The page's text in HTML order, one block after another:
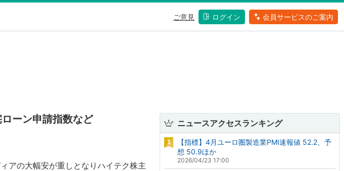
ご意見 ログイン 会員サービスのご案内
ーン申請指数など
アの大幅安が重しとなりハイテク株主
ニュースアクセスランキング
【指標】4月ユーロ圏製造業PMI速報値 52.2、予
想 50.9ほか
2026/04/23 17:00